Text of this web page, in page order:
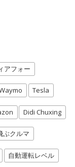
アフォー
Tesla
Didi Chuxing
ぶクルマ
自動運転レベル